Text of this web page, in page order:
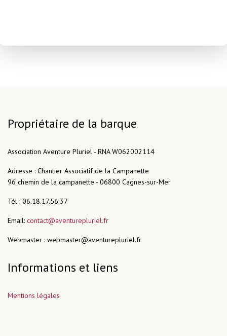
Propriétaire de la barque
Association Aventure Pluriel - RNA W062002114
Adresse : Chantier Associatif de la Campanette
96 chemin de la campanette - 06800 Cagnes-sur-Mer
Tél : 06.18.17.56.37
Email: contact@aventurepluriel.fr
Webmaster : webmaster@aventurepluriel.fr
Informations et liens
Mentions légales